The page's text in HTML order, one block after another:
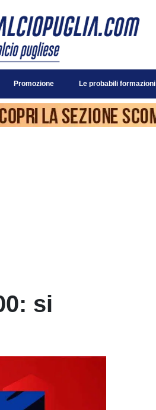
Promozione Le probabili formazioni
si